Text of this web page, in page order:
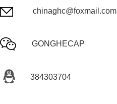
GONGHECAP
chinaghc@foxmail.com
384303704